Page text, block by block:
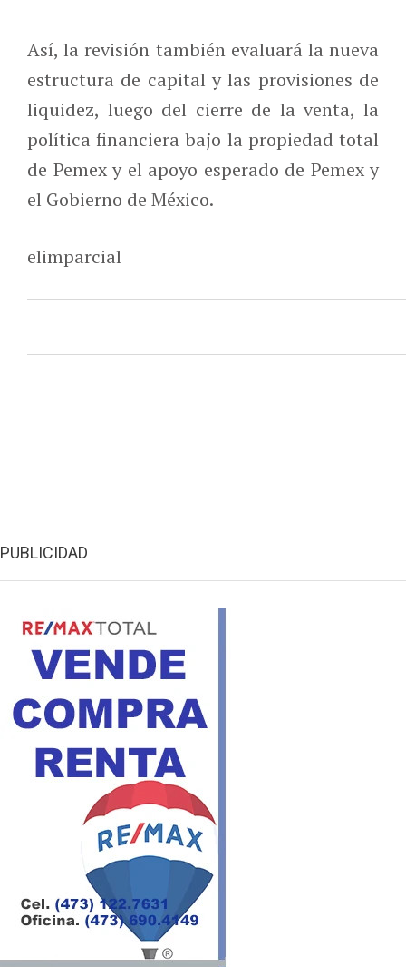
Así, la revisión también evaluará la nueva
estructura de capital y las provisiones de
liquidez, luego del cierre de la venta, la
política financiera bajo la propiedad total
de Pemex y el apoyo esperado de Pemex y
el Gobierno de México.
elimparcial
PUBLICIDAD